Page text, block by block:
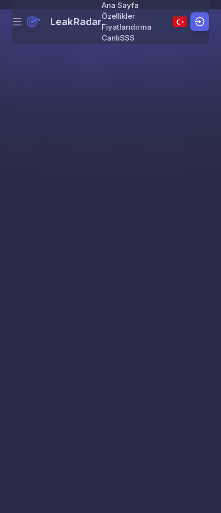
Skip to content
Menu LeakRadar
Ana Sayfa
Özellikler
Fiyatlandırma
CanlıSSS